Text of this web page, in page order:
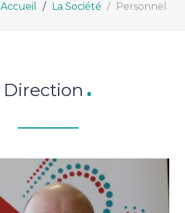
Accueil La Société Personnel
Direction